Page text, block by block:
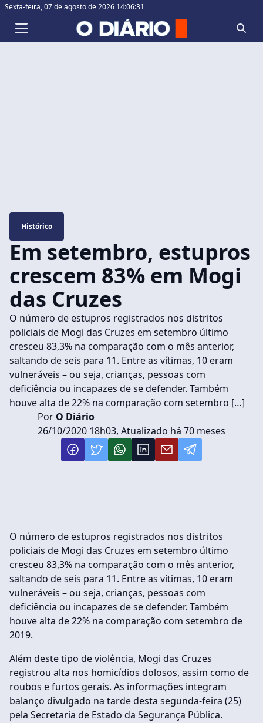
Sexta-feira,07 de agosto de 2026 14:06:32
Histórico
Em setembro, estupros
crescem 83% em Mogi
das Cruzes
O número de estupros registrados nos distritos
policiais de Mogi das Cruzes em setembro último
cresceu 83,3% na comparação com o mês anterior,
saltando de seis para 11. Entre as vítimas, 10 eram
vulneráveis – ou seja, crianças, pessoas com
deficiência ou incapazes de se defender. Também
houve alta de 22% na comparação com setembro […]
Por O Diário
26/10/2020 18h03, Atualizado há 70 meses
O número de estupros registrados nos distritos
policiais de Mogi das Cruzes em setembro último
cresceu 83,3% na comparação com o mês anterior,
saltando de seis para 11. Entre as vítimas, 10 eram
vulneráveis – ou seja, crianças, pessoas com
deficiência ou incapazes de se defender. Também
houve alta de 22% na comparação com setembro de
2019.
Além deste tipo de violência, Mogi das Cruzes
registrou alta nos homicídios dolosos, assim como de
roubos e furtos gerais. As informações integram
balanço divulgado na tarde desta segunda-feira (25)
pela Secretaria de Estado da Segurança Pública.